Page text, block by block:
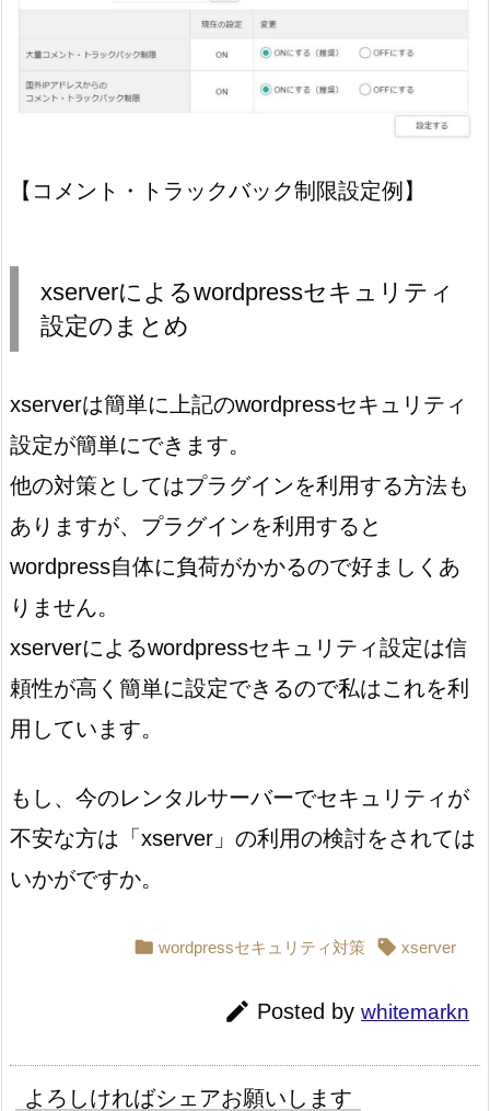
【コメント・トラックバック制限設定例】
xserverによるwordpressセキュリティ
設定のまとめ
xserverは簡単に上記のwordpressセキュリティ
設定が簡単にできます。
他の対策としてはプラグインを利用する方法も
ありますが、プラグインを利用すると
wordpress自体に負荷がかかるので好ましくあ
りません。
xserverによるwordpressセキュリティ設定は信
頼性が高く簡単に設定できるので私はこれを利
用しています。
もし、今のレンタルサーバーでセキュリティが
不安な方は「xserver」の利用の検討をされては
いかがですか。
 wordpressセキュリティ対策  xserver
 Posted by whitemarkn
よろしければシェアお願いします